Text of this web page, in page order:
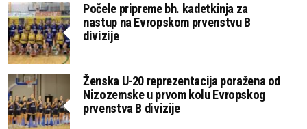
Počele pripreme bh. kadetkinja za
nastup na Evropskom prvenstvu B
divizije
Ženska U-20 reprezentacija poražena od
Nizozemske u prvom kolu Evropskog
prvenstva B divizije